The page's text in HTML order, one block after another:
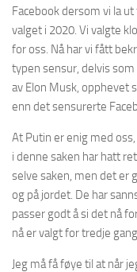
Facebook dersom vi la
valget i 2020. Vi valgte
for oss. Nå har vi fått
typen sensur, delvis
av Elon Musk, opphevet
enn det sensurerte
At Putin er enig med
i denne saken har hatt
selve saken, men det er
og på jordet. De har
passer godt å si det nå
nå er valgt for tredje gang.
Jeg må få føye til at når